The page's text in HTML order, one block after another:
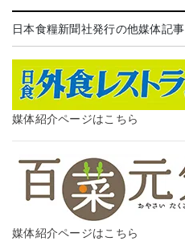
日本食糧新聞社発行の他媒体記事
媒体紹介ページはこちら
媒体紹介ページはこちら